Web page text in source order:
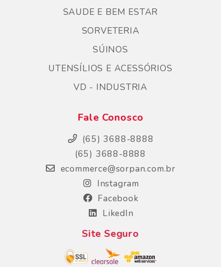
SAUDE E BEM ESTAR
SORVETERIA
SÚINOS
UTENSÍLIOS E ACESSÓRIOS
VD - INDUSTRIA
Fale Conosco
(65) 3688-8888
(65) 3688-8888
ecommerce@sorpan.com.br
Instagram
Facebook
LikedIn
Site Seguro